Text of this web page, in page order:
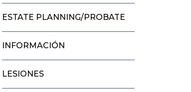
ESTATE PLANNING/PROBATE
INFORMACIÓN
LESIONES